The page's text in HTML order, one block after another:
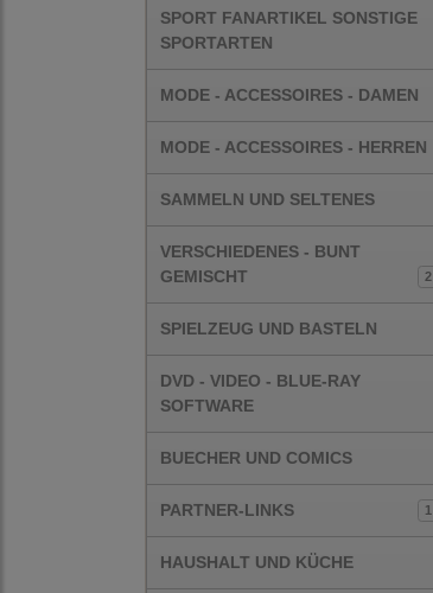
SPORT FANARTIKEL SONSTIGE
SPORTARTEN
MODE - ACCESSOIRES - DAMEN
MODE - ACCESSOIRES - HERREN
SAMMELN UND SELTENES
VERSCHIEDENES - BUNT
GEMISCHT
2
SPIELZEUG UND BASTELN
DVD - VIDEO - BLUE-RAY
SOFTWARE
BUECHER UND COMICS
PARTNER-LINKS 1
HAUSHALT UND KÜCHE